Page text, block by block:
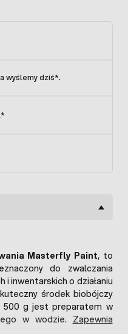
wyślemy dziś*.
*
Masterfly Paint, to
do zwalczania
i inwentarskich o działaniu
środek biobójczy
500 g jest preparatem w
w wodzie. Zapewnia